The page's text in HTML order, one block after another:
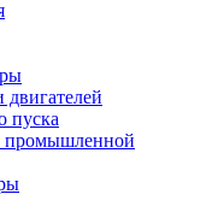
пуска
промышленной